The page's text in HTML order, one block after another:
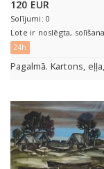
120 EUR
Solījumi: 0
Lote ir noslēgta,
24h
Pagalmā. Kartons,